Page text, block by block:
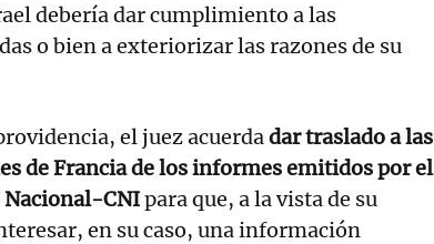
debería dar cumplimiento a las
o bien a exteriorizar las razones de su
el juez acuerdadar traslado a las
de Francia de los informes emitidos por el
CNIpara que, a la vista de su
en su caso, una información